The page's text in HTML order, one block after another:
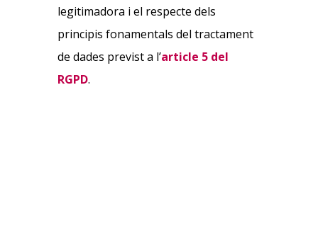
legitimadora i el respecte dels
principis fonamentals del tractament
de dades previst a l’article 5 del
RGPD.